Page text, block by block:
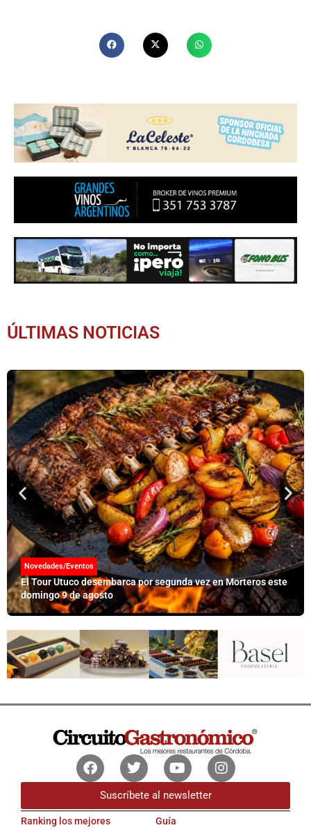
ÚLTIMAS NOTICIAS
Novedades/Eventos
El Tour Utuco desembarca por segunda vez en Morteros este
domingo 9 de agosto
FacebookTwitterYoutubeInstagram
Suscríbete al newsletter
Ranking los mejores Guía